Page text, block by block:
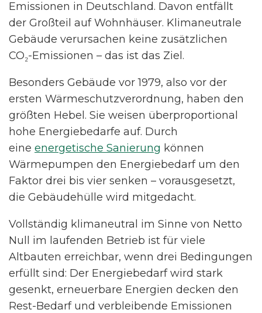
Emissionen in Deutschland. Davon entfällt
der Großteil auf Wohnhäuser. Klimaneutrale
Gebäude verursachen keine zusätzlichen
CO₂-Emissionen – das ist das Ziel.
Besonders Gebäude vor 1979, also vor der
ersten Wärmeschutzverordnung, haben den
größten Hebel. Sie weisen überproportional
hohe Energiebedarfe auf. Durch
eine energetische Sanierung können
Wärmepumpen den Energiebedarf um den
Faktor drei bis vier senken – vorausgesetzt,
die Gebäudehülle wird mitgedacht.
Vollständig klimaneutral im Sinne von Netto
Null im laufenden Betrieb ist für viele
Altbauten erreichbar, wenn drei Bedingungen
erfüllt sind: Der Energiebedarf wird stark
gesenkt, erneuerbare Energien decken den
Rest-Bedarf und verbleibende Emissionen